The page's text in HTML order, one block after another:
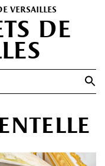
versailles
de